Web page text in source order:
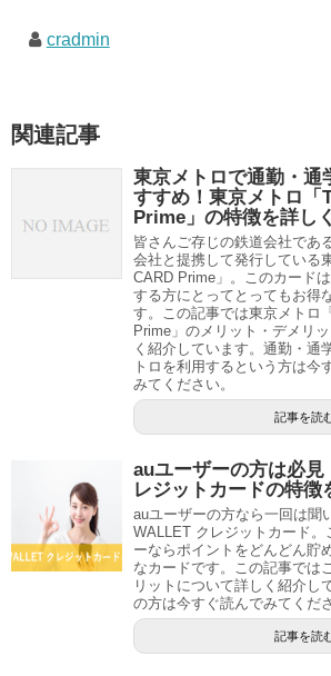
cradmin
関連記事
東京メトロで通勤・通
すすめ！東京メトロ「
Prime」の特徴を詳し
皆さんご存じの鉄道会社であ
会社と提携して発行している
CARD Prime」。このカード
する方にとってとってもお得
す。この記事では東京メトロ
Prime」のメリット・デメリ
く紹介しています。通勤・通
トロを利用するという方は今
みてください。
記事を読
auユーザーの方は必見
レジットカードの特徴
auユーザーの方なら一回は聞
WALLET クレジットカード。
ーならポイントをどんどん貯
なカードです。この記事では
リットについて詳しく紹介し
の方は今すぐ読んでみてくだ
記事を読